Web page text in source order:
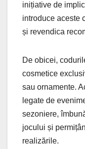
inițiative de
introduce aceste
și revendica
De obicei,
cosmetice
sau ornamente.
legate de
sezoniere,
jocului și
realizările.